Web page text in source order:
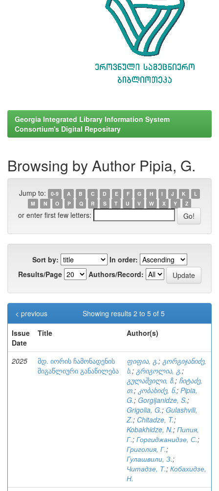
Georgia Integrated Library Information System
Consortium's Digital Repositary
Browsing by Author Pipia, G.
Jump to: 0-9 A B C D E F G H I J K
L
M
N O P Q R S T U V W X Y Z
or enter first few letters:
Sort by:
In order:
Results/Page
Authors/Record:
Showing results 2 to 5 of 5
< previous
Issue
Date
Title Author(s)
2025
მდ. იორის ჩამონადენის
შიგაწლიური განაწილება
ფიფია, გ.; გორგიჯანიძე,
ს.; გრიგოლია, გ.;
გულაშვილი, ზ.; ჩიტაძე,
თ.; კობახიძე, ნ.; Pipia,
G.; Gorgijanidze, S.;
Grigolia, G.; Gulashvili,
Z.; Chitadze, T.;
Kobakhidze, N.; Пипия,
Г.; Горгиджанидзе, С.;
Григолия, Г.;
Гулашвили, З.;
Читадзе, Т.; Кобахидзе,
Н.